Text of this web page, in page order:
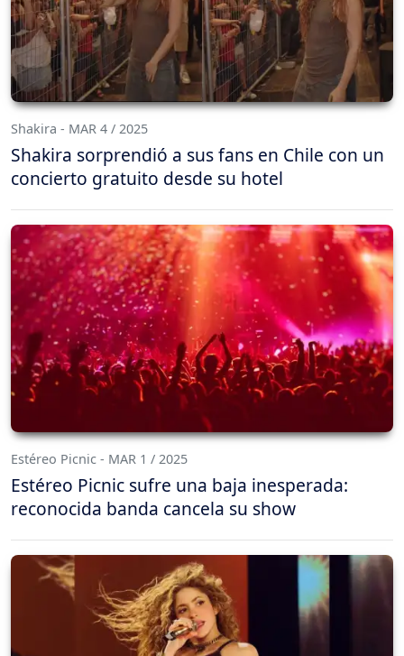
Shakira - MAR 4 / 2025
Shakira sorprendió a sus fans en Chile con un
concierto gratuito desde su hotel
Estéreo Picnic - MAR 1 / 2025
Estéreo Picnic sufre una baja inesperada:
reconocida banda cancela su show